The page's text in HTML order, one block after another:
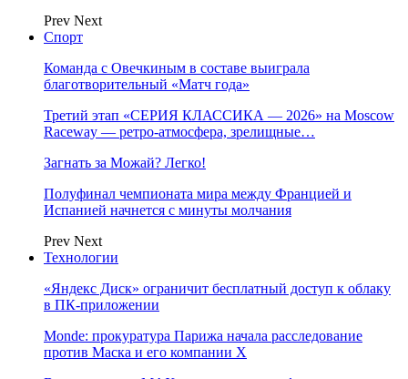
Prev Next
Спорт
Команда с Овечкиным в составе выиграла
благотворительный «Матч года»
Третий этап «СЕРИЯ КЛАССИКА — 2026» на Moscow
Raceway — ретро‑атмосфера, зрелищные…
Загнать за Можай? Легко!
Полуфинал чемпионата мира между Францией и
Испанией начнется с минуты молчания
Prev Next
Технологии
«Яндекс Диск» ограничит бесплатный доступ к облаку
в ПК-приложении
Monde: прокуратура Парижа начала расследование
против Маска и его компании X